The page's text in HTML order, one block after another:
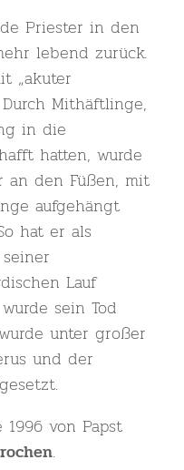
Priester in den
lebend zurück.
„akuter
Mithäftlinge,
in die
hatten, wurde
an den Füßen, mit
aufgehängt
hat er als
Lauf
sein Tod
unter großer
und der
von Papst
.